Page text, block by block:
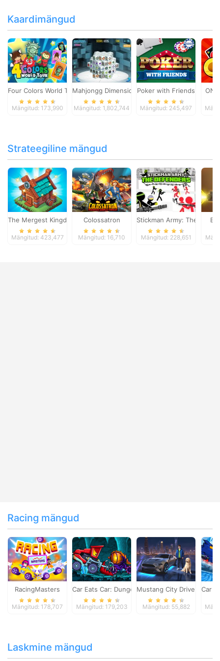
Kaardimängud
Four Colors World Tour
Mängitud: 173,990
Mahjongg Dimensions
Mängitud: 1,802,744
Poker with Friends
Mängitud: 245,497
Strateegiline mängud
The Mergest Kingdom
Mängitud: 423,477
Colossatron
Mängitud: 16,710
Stickman Army: The
Mängitud: 228,651
Racing mängud
RacingMasters
Mängitud: 178,707
Car Eats Car: Dungeon Adventure
Mängitud: 179,203
Mustang City Driver
Mängitud: 55,882
Car
Laskmine mängud